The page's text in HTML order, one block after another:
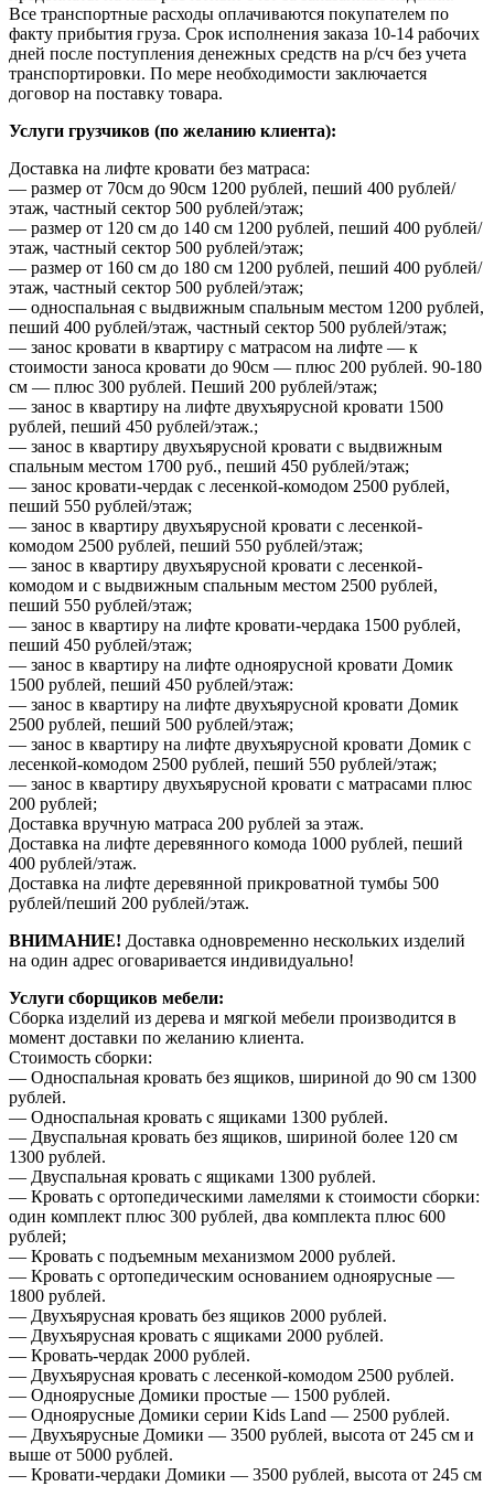
Все транспортные расходы оплачиваются покупателем по
факту прибытия груза. Срок исполнения заказа 10-14 рабочих
дней после поступления денежных средств на р/сч без учета
транспортировки. По мере необходимости заключается
договор на поставку товара.
Услуги грузчиков (по желанию клиента):
Доставка на лифте кровати без матраса:
— размер от 70см до 90см 1200 рублей, пеший 400 рублей/
этаж, частный сектор 500 рублей/этаж;
— размер от 120 см до 140 см 1200 рублей, пеший 400 рублей/
этаж, частный сектор 500 рублей/этаж;
— размер от 160 см до 180 см 1200 рублей, пеший 400 рублей/
этаж, частный сектор 500 рублей/этаж;
— односпальная с выдвижным спальным местом 1200 рублей,
пеший 400 рублей/этаж, частный сектор 500 рублей/этаж;
— занос кровати в квартиру с матрасом на лифте — к
стоимости заноса кровати до 90см — плюс 200 рублей. 90-180
см — плюс 300 рублей. Пеший 200 рублей/этаж;
— занос в квартиру на лифте двухъярусной кровати 1500
рублей, пеший 450 рублей/этаж.;
— занос в квартиру двухъярусной кровати с выдвижным
спальным местом 1700 руб., пеший 450 рублей/этаж;
— занос кровати-чердак с лесенкой-комодом 2500 рублей,
пеший 550 рублей/этаж;
— занос в квартиру двухъярусной кровати с лесенкой-
комодом 2500 рублей, пеший 550 рублей/этаж;
— занос в квартиру двухъярусной кровати с лесенкой-
комодом и с выдвижным спальным местом 2500 рублей,
пеший 550 рублей/этаж;
— занос в квартиру на лифте кровати-чердака 1500 рублей,
пеший 450 рублей/этаж;
— занос в квартиру на лифте одноярусной кровати Домик
1500 рублей, пеший 450 рублей/этаж:
— занос в квартиру на лифте двухъярусной кровати Домик
2500 рублей, пеший 500 рублей/этаж;
— занос в квартиру на лифте двухъярусной кровати Домик с
лесенкой-комодом 2500 рублей, пеший 550 рублей/этаж;
— занос в квартиру двухъярусной кровати с матрасами плюс
200 рублей;
Доставка вручную матраса 200 рублей за этаж.
Доставка на лифте деревянного комода 1000 рублей, пеший
400 рублей/этаж.
Доставка на лифте деревянной прикроватной тумбы 500
рублей/пеший 200 рублей/этаж.
ВНИМАНИЕ! Доставка одновременно нескольких изделий
на один адрес оговаривается индивидуально!
Услуги сборщиков мебели:
Сборка изделий из дерева и мягкой мебели производится в
момент доставки по желанию клиента.
Стоимость сборки:
— Односпальная кровать без ящиков, шириной до 90 см 1300
рублей.
— Односпальная кровать с ящиками 1300 рублей.
— Двуспальная кровать без ящиков, шириной более 120 см
1300 рублей.
— Двуспальная кровать с ящиками 1300 рублей.
— Кровать с ортопедическими ламелями к стоимости сборки:
один комплект плюс 300 рублей, два комплекта плюс 600
рублей;
— Кровать с подъемным механизмом 2000 рублей.
— Кровать с ортопедическим основанием одноярусные —
1800 рублей.
— Двухъярусная кровать без ящиков 2000 рублей.
— Двухъярусная кровать с ящиками 2000 рублей.
— Кровать-чердак 2000 рублей.
— Двухъярусная кровать с лесенкой-комодом 2500 рублей.
— Одноярусные Домики простые — 1500 рублей.
— Одноярусные Домики серии Kids Land — 2500 рублей.
— Двухъярусные Домики — 3500 рублей, высота от 245 см и
выше от 5000 рублей.
— Кровати-чердаки Домики — 3500 рублей, высота от 245 см